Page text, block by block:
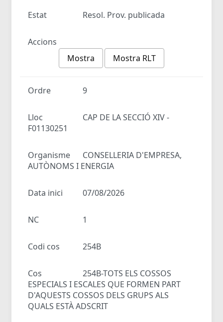
Estat Resol. Prov. publicada
Accions
Mostra
Mostra RLT
Ordre 9
Lloc
CAP DE LA SECCIÓ XIV -
F01130251
Organisme
CONSELLERIA D'EMPRESA,
AUTÒNOMS I ENERGIA
Data inici 07/08/2026
NC 1
Codi cos 254B
Cos
254B-TOTS ELS COSSOS
ESPECIALS I ESCALES QUE FORMEN PART
D'AQUESTS COSSOS DELS GRUPS ALS
QUALS ESTÀ ADSCRIT